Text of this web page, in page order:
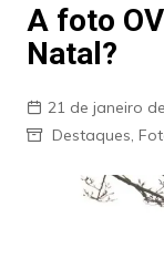
A foto
Natal?
21 de janeiro
Destaques